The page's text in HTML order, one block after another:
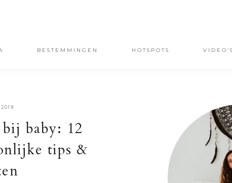
BESTEMMINGEN HOTSPOTS VIDEO’S
baby: 12
tips &